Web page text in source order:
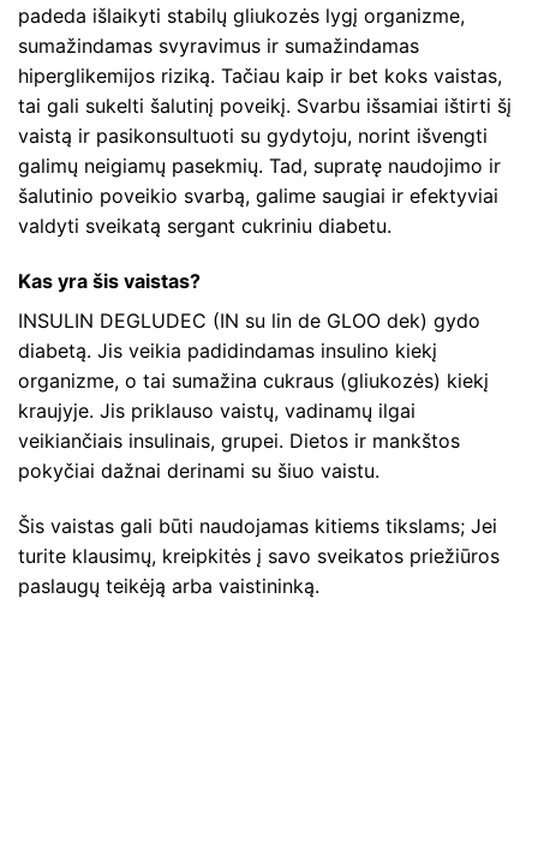
padeda išlaikyti stabilų gliukozės lygį organizme,
sumažindamas svyravimus ir sumažindamas
hiperglikemijos riziką. Tačiau kaip ir bet koks vaistas,
tai gali sukelti šalutinį poveikį. Svarbu išsamiai ištirti šį
vaistą ir pasikonsultuoti su gydytoju, norint išvengti
galimų neigiamų pasekmių. Tad, supratę naudojimo ir
šalutinio poveikio svarbą, galime saugiai ir efektyviai
valdyti sveikatą sergant cukriniu diabetu.
Kas yra šis vaistas?
INSULIN DEGLUDEC (IN su lin de GLOO dek) gydo
diabetą. Jis veikia padidindamas insulino kiekį
organizme, o tai sumažina cukraus (gliukozės) kiekį
kraujyje. Jis priklauso vaistų, vadinamų ilgai
veikiančiais insulinais, grupei. Dietos ir mankštos
pokyčiai dažnai derinami su šiuo vaistu.
Šis vaistas gali būti naudojamas kitiems tikslams; Jei
turite klausimų, kreipkitės į savo sveikatos priežiūros
paslaugų teikėją arba vaistininką.